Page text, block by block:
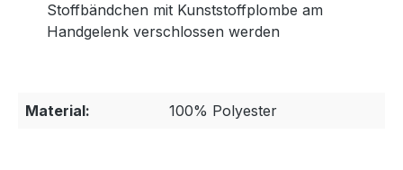
Stoffbändchen mit Kunststoffplombe am
Handgelenk verschlossen werden
Material: 100% Polyester